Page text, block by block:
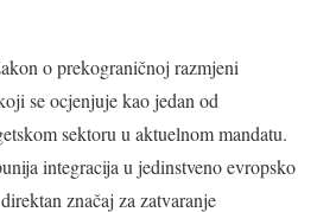
o prekograničnoj razmjeni
se ocjenjuje kao jedan od
sektoru u aktuelnom mandatu.
integracija u jedinstveno evropsko
značaj za zatvaranje